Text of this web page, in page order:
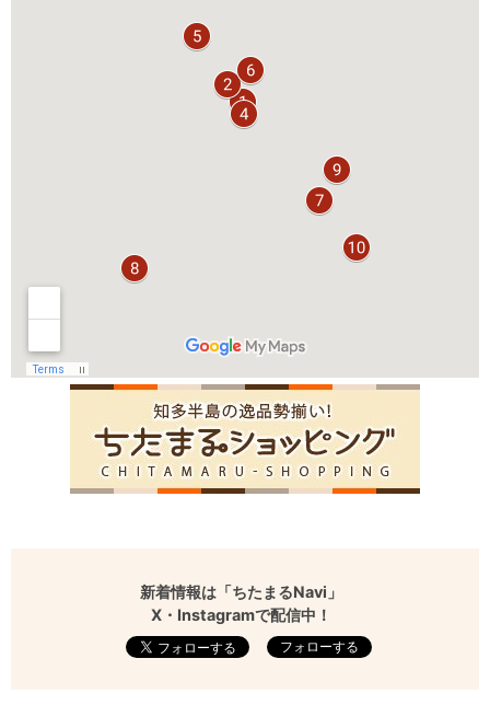
新着情報は「ちたまるNavi」
X・Instagramで配信中！
フォローする